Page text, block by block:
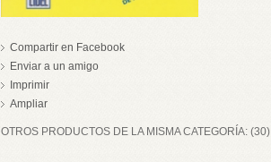
Compartir en Facebook
Enviar a un amigo
Imprimir
Ampliar
OTROS PRODUCTOS DE LA MISMA CATEGORÍA: (30)